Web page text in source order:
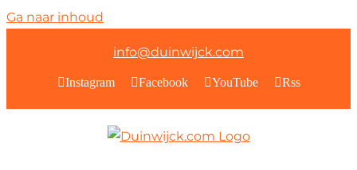
Ga naar inhoud
info@duinwijck.com
Instagram Facebook YouTube Rss